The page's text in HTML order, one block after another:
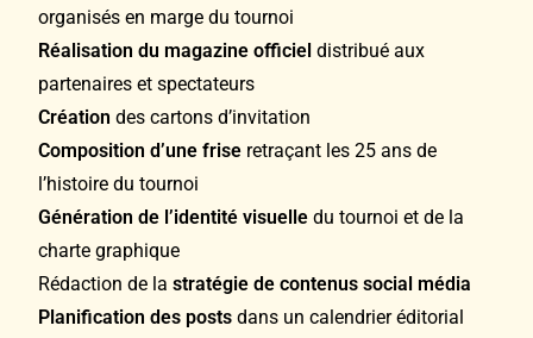
organisés en marge du tournoi
Réalisation du magazine officiel distribué aux
partenaires et spectateurs
Création des cartons d’invitation
Composition d’une frise retraçant les 25 ans de
l’histoire du tournoi
Génération de l’identité visuelle du tournoi et de la
charte graphique
Rédaction de lastratégie de contenus social média
Planification des postsdans un calendrier éditorial